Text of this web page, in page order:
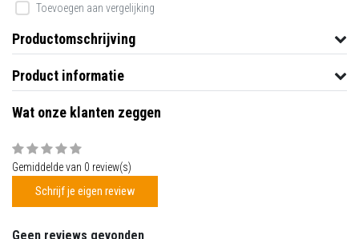
Toevoegen aan vergelijking
Productomschrijving
Product informatie
Wat onze klanten zeggen
Gemiddelde van 0 review(s)
Schrijf je eigen review
Geen reviews gevonden